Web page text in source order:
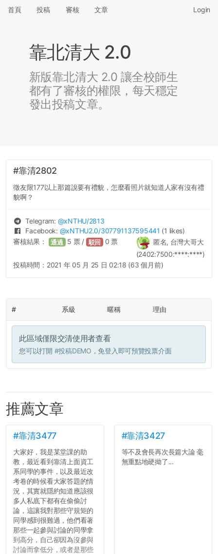
首頁 投稿 審核 文章 Login
靠北清大 2.0
新版靠北清大 2.0 讓全校師生
都有了審核的權限，每天穩定
發出投稿文章。
#靠清2802
徵友限177以上那篇說要有禮貌，怎麼看照片就知道人家有沒有禮
貌啊？
Telegram: @xNTHU/2813
Facebook: @xNTHU2.0/307791137595441 (1 likes)
匿名, 台灣大哥大
(2402:7500:****:****)
審核結果： 通過 5 票 / 駁回 0 票
投稿時間： 2021 年 05 月 25 日 02:18 (63 個月前)
# 系級 暱稱 理由
此區域僅限交清使用者查看
您可以打開 #投稿DEMO ，免登入即可預覽投票介面
推薦文章
#靠清3477
大家好，我是某堂課的助
教，最近看到靠清上面資工
系同學的事件，以及最近改
考卷的時候看大家答題的情
況，其實就隱約知道應該很
多人私底下都有在偷偷討
論，這讓我對那些守規矩的
同學感到很難過，他們看著
那些一起參與討論的同學拿
到高分，自己卻因為沒參與
討論而拿低分，或者是那些
#靠清3427
等不及會長再次長篇大論 毫
無重點地硬拗了...